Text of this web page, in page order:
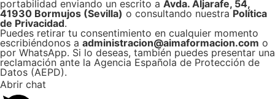
portabilidad enviando un escrito a Avda. Aljarafe, 54,
41930 Bormujos (Sevilla) o consultando nuestraPolítica
de Privacidad.
Puedes retirar tu consentimiento en cualquier momento
escribiéndonos a administracion@aimaformacion.com o
por WhatsApp. Si lo deseas, también puedes presentar una
reclamación ante la Agencia Española de Protección de
Datos (AEPD).
Abrir chat